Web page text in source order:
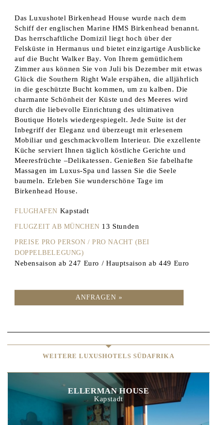
Das Luxushotel Birkenhead House wurde nach dem
Schiff der englischen Marine HMS Birkenhead benannt.
Das herrschaftliche Domizil liegt hoch über der
Felsküste in Hermanus und bietet einzigartige Ausblicke
auf die Bucht Walker Bay. Von Ihrem gemütlichem
Zimmer aus können Sie von Juli bis Dezember mit etwas
Glück die Southern Right Wale erspähen, die alljährlich
in die geschützte Bucht kommen, um zu kalben. Die
charmante Schönheit der Küste und des Meeres wird
durch die liebevolle Einrichtung des ultimativen
Boutique Hotels wiedergespiegelt. Jede Suite ist der
Inbegriff der Eleganz und überzeugt mit erlesenem
Mobiliar und geschmackvollem Interieur. Die exzellente
Küche serviert Ihnen täglich köstliche Gerichte und
Meeresfrüchte –Delikatessen. Genießen Sie fabelhafte
Massagen im Luxus-Spa und lassen Sie die Seele
baumeln. Erleben Sie wunderschöne Tage im
Birkenhead House.
FLUGHAFEN Kapstadt
FLUGZEIT AB MÜNCHEN 13 Stunden
PREISE PRO PERSON / PRO NACHT (BEI
DOPPELBELEGUNG)
Nebensaison ab 247 Euro / Hauptsaison ab 449 Euro
ANFRAGEN »
WEITERE LUXUSHOTELS SÜDAFRIKA
ELLERMAN HOUSE
Kapstadt